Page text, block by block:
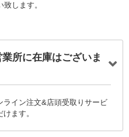
します。
所に在庫はございま
ライン注文&店頭受取りサービ
ます。